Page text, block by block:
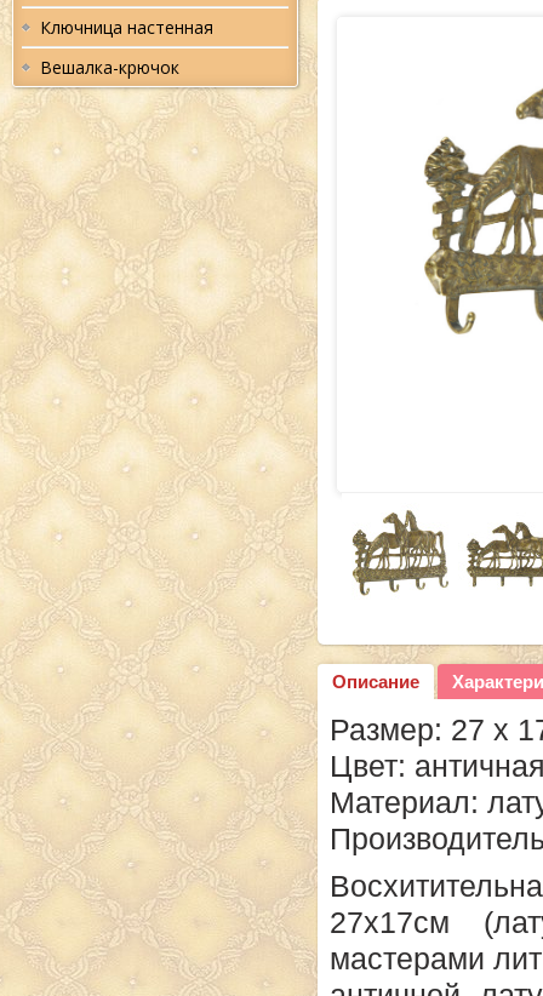
Ключница настенная
Вешалка-крючок
Описание
Размер: 27 х
Цвет:
Материал:
27х17см
мастерами